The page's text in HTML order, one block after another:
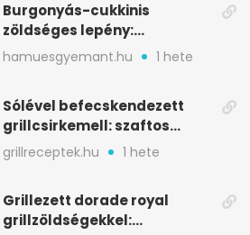
Burgonyás-cukkinis
zöldséges lepény:
aranybarna, szaftos, hús
nélkül is
hamuesgyemant.hu 1 hete
Sólével befecskendezett
grillcsirkemell: szaftos
marad, nem szárad ki
grillreceptek.hu 1 hete
Grillezett dorade royal
grillzöldségekkel: